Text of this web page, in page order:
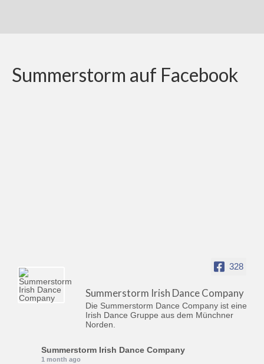
Summerstorm auf Facebook
328
Summerstorm Irish Dance Company
Die Summerstorm Dance Company ist eine
Irish Dance Gruppe aus dem Münchner
Norden.
Summerstorm Irish Dance Company
1 month ago